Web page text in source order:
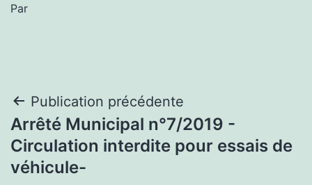
Par
Navigation
de
l’article
Publication précédente
Arrêté Municipal n°7/2019 -
Circulation interdite pour essais de
véhicule-